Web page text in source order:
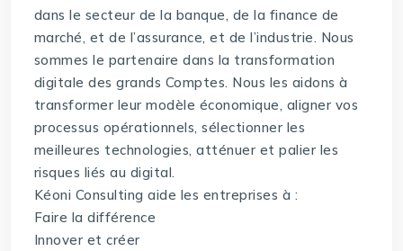
dans le secteur de la banque, de la finance de
marché, et de l’assurance, et de l’industrie. Nous
sommes le partenaire dans la transformation
digitale des grands Comptes. Nous les aidons à
transformer leur modèle économique, aligner vos
processus opérationnels, sélectionner les
meilleures technologies, atténuer et palier les
risques liés au digital.
Kéoni Consulting aide les entreprises à :
Faire la différence
Innover et créer